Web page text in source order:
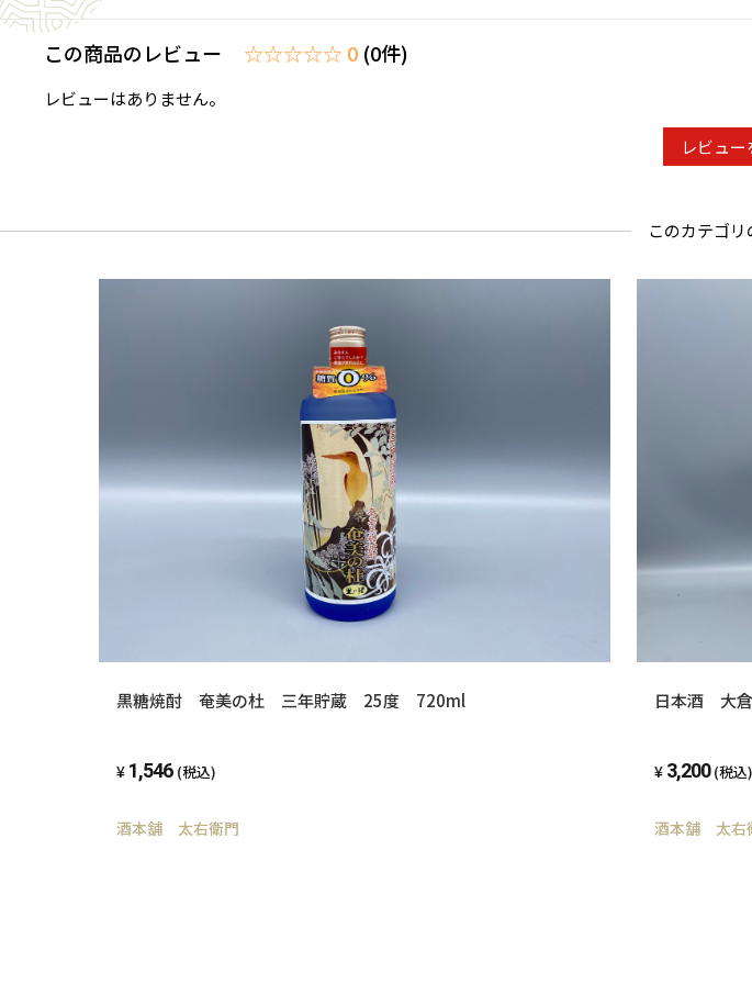
この商品のレビュー ☆☆☆☆☆ 0 (0件)
レビューはありません。
レビュ
このカテゴ
黒糖焼酎 奄美の杜 三年貯蔵 25度 720ml
1,546 (税込)
酒本舗 太右衛門
日本酒 大
3,200 (税込)
酒本舗 太右